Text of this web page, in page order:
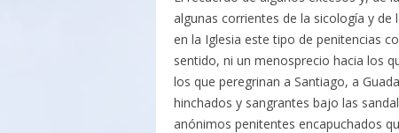
algunas corrientes de la sicología y
en la Iglesia este tipo de penitencias
sentido, ni un menosprecio hacia los
los que peregrinan a Santiago, a
hinchados y sangrantes bajo las
anónimos penitentes encapuchados